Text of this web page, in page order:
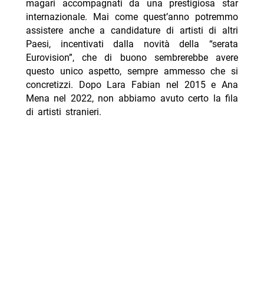
magari accompagnati da una prestigiosa star
internazionale. Mai come quest’anno potremmo
assistere anche a candidature di artisti di altri
Paesi, incentivati dalla novità della “serata
Eurovision”, che di buono sembrerebbe avere
questo unico aspetto, sempre ammesso che si
concretizzi. Dopo Lara Fabian nel 2015 e Ana
Mena nel 2022, non abbiamo avuto certo la fila
di artisti stranieri.